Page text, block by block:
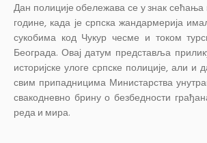
Дан полиције обележава се у знак сећања
године, када је српска жандармерија
сукобима код Чукур чесме и током
Београда. Овај датум представља
историјске улоге српске полиције, али
свим припадницима Министарства
свакодневно брину о безбедности
реда и мира.